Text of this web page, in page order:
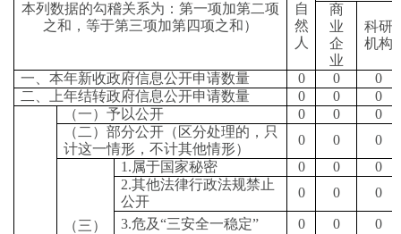
本列数据的勾稽关系为：第一项加第二项
之和，等于第三项加第四项之和）
自
然
人
商
业
企
业
科研
机构
一、本年新收政府信息公开申请数量 0 0
0
二、上年结转政府信息公开申请数量
0 0 0
（一）予以公开 0 0
0
（二）部分公开（区分处理的，只
计这一情形，不计其他情形）
0 0 0
（三）
1.属于国家秘密 0 0
0
2.其他法律行政法规禁止
公开
0 0 0
3.危及“三安全一稳定” 0 0
0